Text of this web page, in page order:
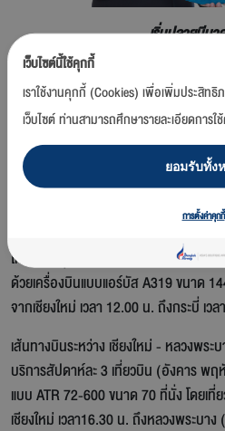
เริ่มปลายมีน
กรุงเทพฯ / 5 กุมภาพันธ์ 2562 -
หรือ สายการบินบางกอกแอร์เวย์ส สา
ภายใต้สโลแกน Asia’s Boutique Airline
เปิดให้บริการ 2 เส้นทางบินใหม่ โดยสาม
เริ่มให้บริการปลายเดือนมีนาคม 2562 นี้ เ
เส้นทางบิน เชียงใหม่-กระบี่ (เที่ยวเดียว)
ให้บริการทุกวัน วันละ 1 เที่ยวบิน ตั้งแต่วัน
ด้วยเครื่องบินแบบแอร์บัส A319 ขนาด
จากเชียงใหม่ เวลา 12.00 น. ถึงกระบี่ เว
เส้นทางบินระหว่าง เชียงใหม่ - หลวงพร
บริการสัปดาห์ละ 3 เที่ยวบิน (อังคาร พฤ
แบบ ATR 72-600 ขนาด 70 ที่นั่ง โดยเ
เชียงใหม่ เวลา16.30 น. ถึงหลวงพระบา
เว็บไซต์นี้ใช้คุกกี้
เราใช้งานคุกกี้ (Cookies) เพื่อเพิ่มประสิท
เว็บไซต์ ท่านสามารถศึกษารายละเอียดการใ
ยอมรับทั้ง
การตั้งค่าคุกกี้